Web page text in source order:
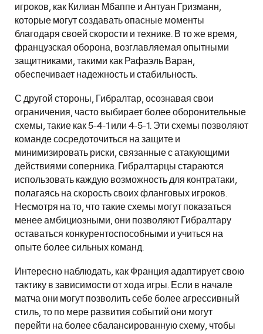
игроков, как Килиан Мбаппе и Антуан Гризманн,
которые могут создавать опасные моменты
благодаря своей скорости и технике. В то же время,
французская оборона, возглавляемая опытными
защитниками, такими как Рафаэль Варан,
обеспечивает надежность и стабильность.
С другой стороны, Гибралтар, осознавая свои
ограничения, часто выбирает более оборонительные
схемы, такие как 5-4-1 или 4-5-1. Эти схемы позволяют
команде сосредоточиться на защите и
минимизировать риски, связанные с атакующими
действиями соперника. Гибралтарцы стараются
использовать каждую возможность для контратаки,
полагаясь на скорость своих фланговых игроков.
Несмотря на то, что такие схемы могут показаться
менее амбициозными, они позволяют Гибралтару
оставаться конкурентоспособными и учиться на
опыте более сильных команд.
Интересно наблюдать, как Франция адаптирует свою
тактику в зависимости от хода игры. Если в начале
матча они могут позволить себе более агрессивный
стиль, то по мере развития событий они могут
перейти на более сбалансированную схему, чтобы